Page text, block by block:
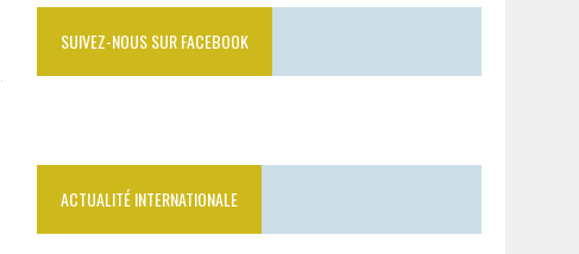
SUIVEZ-NOUS SUR FACEBOOK
ACTUALITÉ INTERNATIONALE